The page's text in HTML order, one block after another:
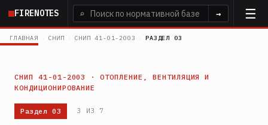
Перейти
основному
FIRENOTES ⌕ →
ГЛАВНАЯ › СНИП › СНИП 41-01-2003 › РАЗДЕЛ 03
СНИП 41-01-2003 · ОТОПЛЕНИЕ, ВЕНТИЛЯЦИЯ И
КОНДИЦИОНИРОВАНИЕ
Раздел 03 3 ИЗ 7